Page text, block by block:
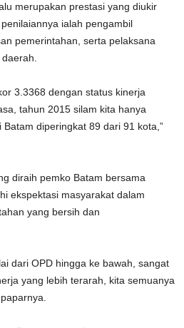
merupakan prestasi yang diukir
ialah pengambil
pemerintahan, serta pelaksana
3.3368 dengan status kinerja
tahun 2015 silam kita hanya
diperingkat 89 dari 91 kota,”
diraih pemko Batam bersama
ekspektasi masyarakat dalam
yang bersih dan
dari OPD hingga ke bawah, sangat
yang lebih terarah, kita semuanya